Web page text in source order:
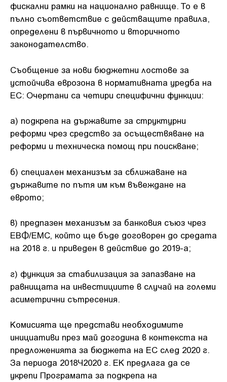
фискални рамки на национално равнище. То е в
пълно съответствие с действащите правила,
определени в първичното и вторичното
законодателство.
Съобщение за нови бюджетни лостове за
устойчива еврозона в нормативната уредба на
ЕС: Очертани са четири специфични функции:
a) подкрепа на държавите за структурни
реформи чрез средство за осъществяване на
реформи и техническа помощ при поискване;
б) специален механизъм за сближаване на
държавите по пътя им към въвеждане на
еврото;
в) предпазен механизъм за банковия съюз чрез
ЕВФ/ЕМС, който ще бъде договорен до средата
на 2018 г. и приведен в действие до 2019-а;
г) функция за стабилизация за запазване на
равнищата на инвестициите в случай на големи
асиметрични сътресения.
Комисията ще представи необходимите
инициативи през май догодина в контекста на
предложенията за бюджета на ЕС след 2020 г.
За периода 2018Ч2020 г. ЕК предлага да се
укрепи Програмата за подкрепа на